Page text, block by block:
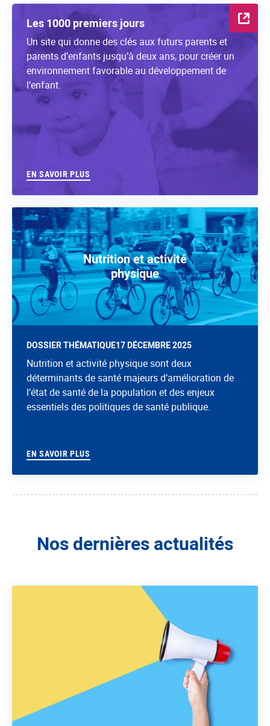
Les 1000 premiers jours
Un site qui donne des clés aux futurs parents et
parents d’enfants jusqu’à deux ans, pour créer un
environnement favorable au développement de
l’enfant.
EN SAVOIR PLUS
Nutrition et activité
physique
DOSSIER THÉMATIQUE17 DÉCEMBRE 2025
Nutrition et activité physique sont deux
déterminants de santé majeurs d’amélioration de
l’état de santé de la population et des enjeux
essentiels des politiques de santé publique.
EN SAVOIR PLUS
Nos dernières actualités